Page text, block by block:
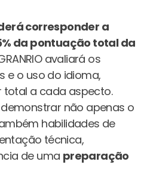
corresponder a
da pontuação total da
avaliará os
e o uso do idioma,
total a cada aspecto.
não apenas o
habilidades de
técnica,
de uma preparação